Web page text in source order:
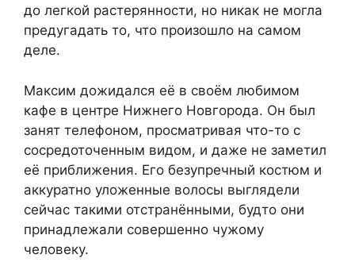
до легкой растерянности, но никак не могла
предугадать то, что произошло на самом
деле.
Максим дожидался её в своём любимом
кафе в центре Нижнего Новгорода. Он был
занят телефоном, просматривая что-то с
сосредоточенным видом, и даже не заметил
её приближения. Его безупречный костюм и
аккуратно уложенные волосы выглядели
сейчас такими отстранёнными, будто они
принадлежали совершенно чужому
человеку.